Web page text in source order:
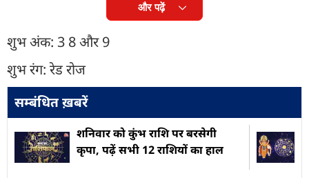
और पढ़ें
शुभ अंक: 3 8 और 9
शुभ रंग: रेड रोज
सम्बंधित ख़बरें
शनिवार को कुंभ राशि पर बरसेगी
कृपा, पढ़ें सभी 12 राशियों का हाल